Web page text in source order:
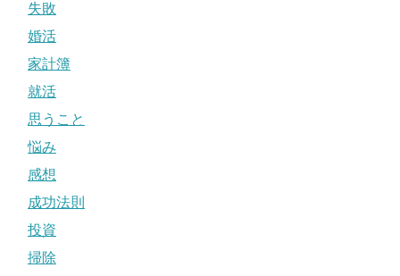
失敗
婚活
家計簿
就活
思うこと
悩み
感想
成功法則
投資
掃除